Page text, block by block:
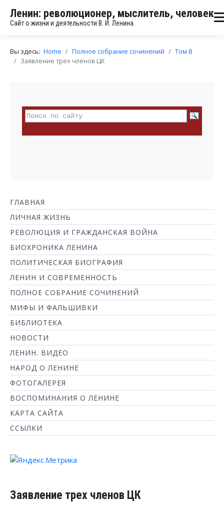
Ленин: революционер, мыслитель, человек
Сайт о жизни и деятельности В. И. Ленина
Вы здесь: Home Полное собрание сочинений
Том 8
Заявление трех членов ЦК
ГЛАВНАЯ
ЛИЧНАЯ ЖИЗНЬ
РЕВОЛЮЦИЯ И ГРАЖДАНСКАЯ ВОЙНА
БИОХРОНИКА ЛЕНИНА
ПОЛИТИЧЕСКАЯ БИОГРАФИЯ
ЛЕНИН И СОВРЕМЕННОСТЬ
ПОЛНОЕ СОБРАНИЕ СОЧИНЕНИЙ
МИФЫ И ФАЛЬШИВКИ
БИБЛИОТЕКА
НОВОСТИ
ЛЕНИН. ВИДЕО
НАРОД О ЛЕНИНЕ
ФОТОГАЛЕРЕЯ
ВОСПОМИНАНИЯ О ЛЕНИНЕ
КАРТА САЙТА
ССЫЛКИ
Заявление трех членов ЦК